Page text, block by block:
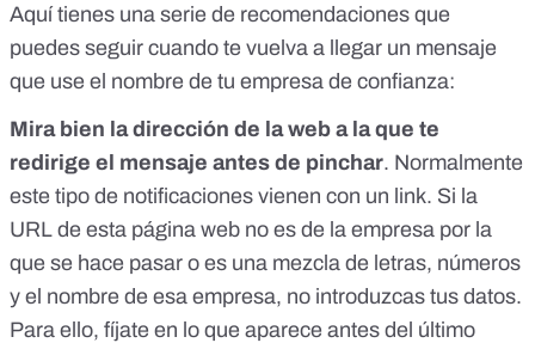
Aquí tienes una serie de recomendaciones que
puedes seguir cuando te vuelva a llegar un mensaje
que use el nombre de tu empresa de confianza:
Mira bien la dirección de la web a la que te
redirige el mensaje antes de pinchar. Normalmente
este tipo de notificaciones vienen con un link. Si la
URL de esta página web no es de la empresa por la
que se hace pasar o es una mezcla de letras, números
y el nombre de esa empresa, no introduzcas tus datos.
Para ello, fíjate en lo que aparece antes del último